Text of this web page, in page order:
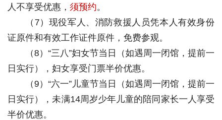
人不享受优惠， 须预约。
（7）现役军人、消防救援人员凭本人有效身份
证原件和有效工作证件原件，免费参观。
（8）“三八”妇女节当日（如遇周一闭馆，提前一
日实行），妇女享受门票半价优惠。
（9）“六一”儿童节当日（如遇周一闭馆，提前一
日实行），未满14周岁少年儿童的陪同家长一人享受
半价优惠。